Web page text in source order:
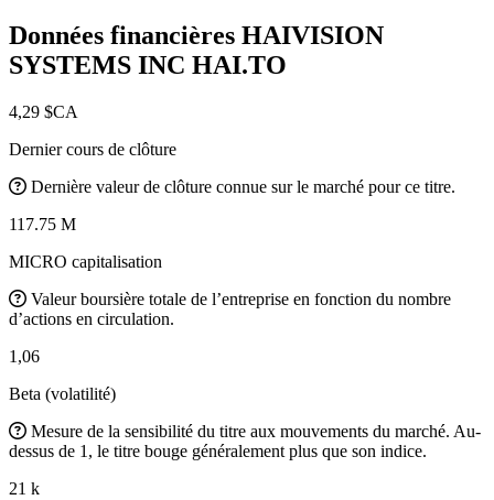
Données financières HAIVISION
SYSTEMS INC HAI.TO
4,29 $CA
Dernier cours de clôture
Dernière valeur de clôture connue sur le marché pour ce titre.
117.75 M
MICRO capitalisation
Valeur boursière totale de l’entreprise en fonction du nombre
d’actions en circulation.
1,06
Beta (volatilité)
Mesure de la sensibilité du titre aux mouvements du marché. Au-
dessus de 1, le titre bouge généralement plus que son indice.
21 k